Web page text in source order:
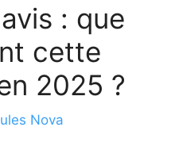
: que
cette
2025 ?
Nova